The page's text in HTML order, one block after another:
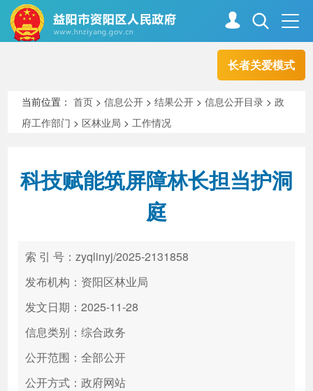
长者关爱模式
走进资阳
新闻中心 解读回应
政务服务
高效办成一件事
当前位置：首页 >信息公开 >结果公开 >信息公开目录 >政
府工作部门 > 区林业局 >工作情况
科技赋能筑屏障林长担当护洞
庭
索 引 号：zyqlinyj/2025-2131858
发布机构：资阳区林业局
发文日期：2025-11-28
信息类别：综合政务
公开范围：全部公开
公开方式：政府网站